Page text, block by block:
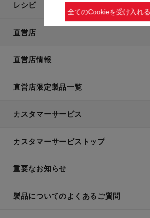
レシピ
直営店
直営店情報
直営店限定製品一覧
カスタマーサービス
カスタマーサービストップ
重要なお知らせ
製品についてのよくあるご質問
全てのCookieを受け入れる